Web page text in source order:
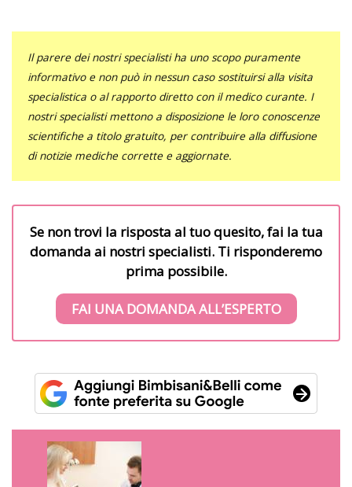
Il parere dei nostri specialisti ha uno scopo puramente
informativo e non può in nessun caso sostituirsi alla visita
specialistica o al rapporto diretto con il medico curante. I
nostri specialisti mettono a disposizione le loro conoscenze
scientifiche a titolo gratuito, per contribuire alla diffusione
di notizie mediche corrette e aggiornate.
Se non trovi la risposta al tuo quesito, fai la tua
domanda ai nostri specialisti. Ti risponderemo
prima possibile.
FAI UNA DOMANDA ALL’ESPERTO